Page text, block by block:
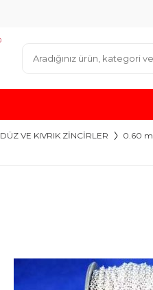
DÜZ VE KIVRIK ZİNCİRLER 0.60